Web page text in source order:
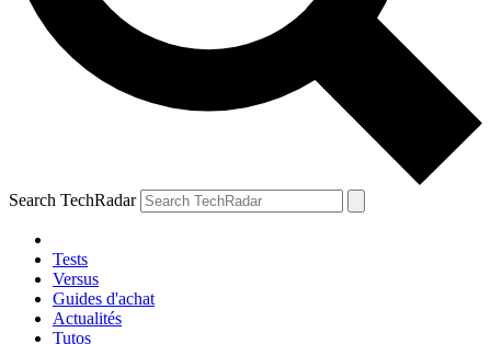
Search TechRadar
Tests
Versus
Guides d'achat
Actualités
Tutos